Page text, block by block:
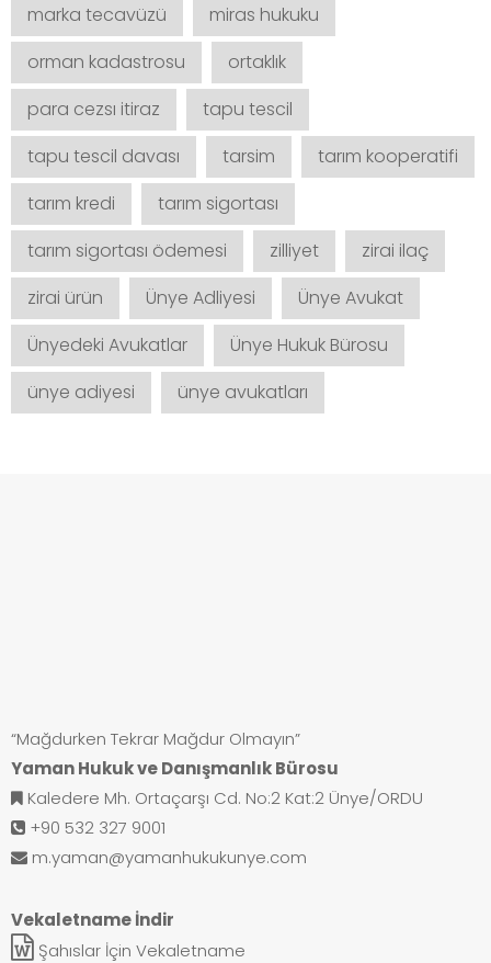
marka tecavüzü
miras hukuku
orman kadastrosu
ortaklık
para cezsı itiraz
tapu tescil
tapu tescil davası
tarsim
tarım kooperatifi
tarım kredi
tarım sigortası
tarım sigortası ödemesi
zilliyet
zirai ilaç
zirai ürün
Ünye Adliyesi
Ünye Avukat
Ünyedeki Avukatlar
Ünye Hukuk Bürosu
ünye adiyesi
ünye avukatları
“Mağdurken Tekrar Mağdur Olmayın”
Yaman Hukuk ve Danışmanlık Bürosu
Kaledere Mh. Ortaçarşı Cd. No:2 Kat:2 Ünye/ORDU
+90 532 327 9001
m.yaman@yamanhukukunye.com
Vekaletname İndir
Şahıslar İçin Vekaletname